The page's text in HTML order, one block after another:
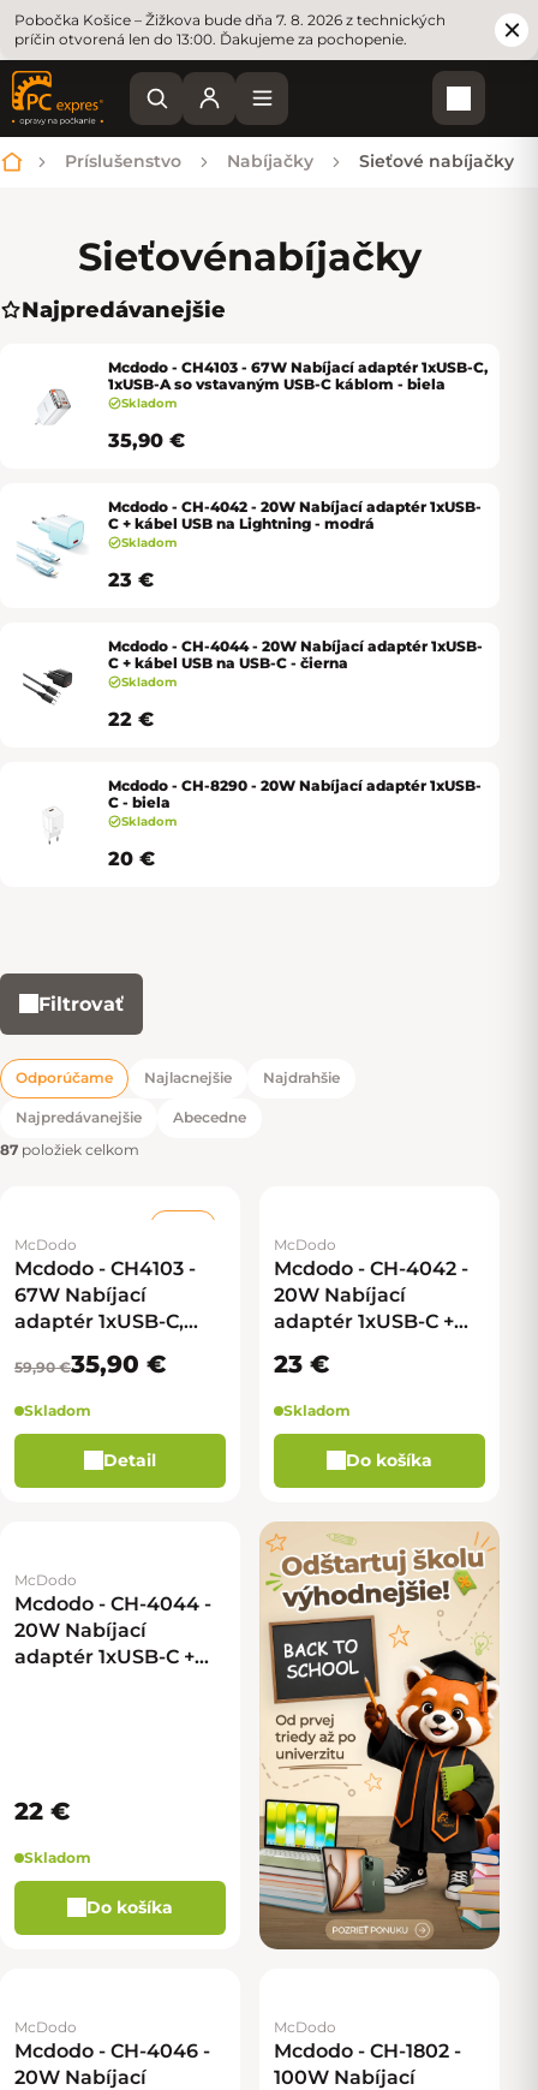
Pobočka Košice – Žižkova bude dňa 7. 8. 2026 z technických
príčin otvorená len do 13:00. Ďakujeme za pochopenie.
Domov
Príslušenstvo Nabíjačky Sieťové nabíjačky
Sieťovénabíjačky
Najpredávanejšie
Mcdodo - CH4103 - 67W Nabíjací adaptér 1xUSB-C,
1xUSB-A so vstavaným USB-C káblom - biela
Skladom
35,90 €
Mcdodo - CH-4042 - 20W Nabíjací adaptér 1xUSB-
C + kábel USB na Lightning - modrá
Skladom
23 €
Mcdodo - CH-4044 - 20W Nabíjací adaptér 1xUSB-
C + kábel USB na USB-C - čierna
Skladom
22 €
Mcdodo - CH-8290 - 20W Nabíjací adaptér 1xUSB-
C - biela
Skladom
20 €
Filtrovať
Radenie produktov
Odporúčame Najlacnejšie Najdrahšie
Najpredávanejšie
Abecedne
87 položiek celkom
Výpis produktov
McDodo
Mcdodo - CH4103 -
67W Nabíjací
adaptér 1xUSB-C,
vstavaným USB-C
káblom - biela
59,90 €35,90 €
Skladom
Detail
McDodo
Mcdodo - CH-4042 -
20W Nabíjací
adaptér 1xUSB-C +
Lightning - modrá
23 €
Skladom
Do košíka
McDodo
Mcdodo - CH-4044 -
20W Nabíjací
adaptér 1xUSB-C +
22 €
Skladom
Do košíka
McDodo
Mcdodo - CH-4046 -
20W Nabíjací
McDodo
Mcdodo - CH-1802 -
100W Nabíjací